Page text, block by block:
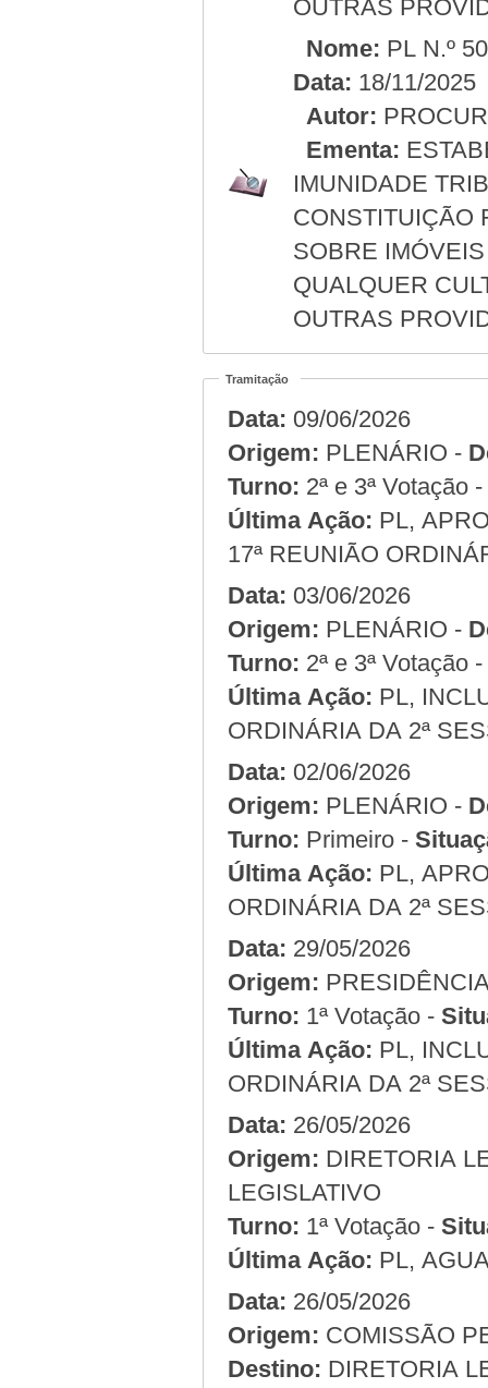
OUTRAS
Nome: PL N.º
Data: 18/11/2025
Autor:
Ementa:
IMUNIDADE
CONSTITUIÇÃO
SOBRE
QUALQUER
OUTRAS
Tramitação
Data: 09/06/2026
Origem:
PLENÁRIO -
Turno:
2ª e 3ª Votação -
Última Ação: PL,
17ª REUNIÃO
Data: 03/06/2026
Origem:
PLENÁRIO -
Turno:
2ª e 3ª Votação -
Última Ação: PL,
ORDINÁRIA DA 2ª
Data: 02/06/2026
Origem:
PLENÁRIO -
Turno:
Primeiro -
Última Ação: PL,
ORDINÁRIA DA 2ª
Data: 29/05/2026
Origem:
Turno:
1ª Votação -
Última Ação: PL,
ORDINÁRIA DA 2ª
Data: 26/05/2026
Origem:
LEGISLATIVO
Turno:
1ª Votação -
Última Ação: PL,
Data: 26/05/2026
Origem:
Destino: DIRETORIA